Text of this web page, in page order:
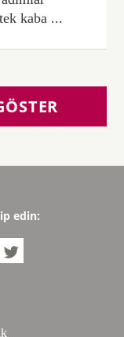
kaba ...
edin:
